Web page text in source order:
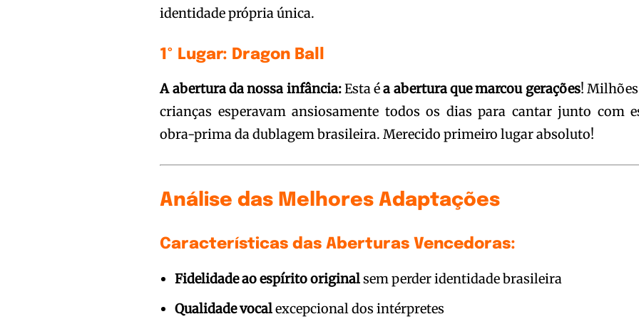
identidade própria única.
1º Lugar: Dragon Ball
A abertura da nossa infância:Esta éa abertura que marcou gerações!
crianças esperavam ansiosamente todos os dias para cantar junto com
obra-prima da dublagem brasileira. Merecido primeiro lugar absoluto!
Análise das Melhores Adaptações
Características das Aberturas Vencedoras:
Fidelidade ao espírito originalsem perder identidade brasileira
Qualidade vocalexcepcional dos intérpretes